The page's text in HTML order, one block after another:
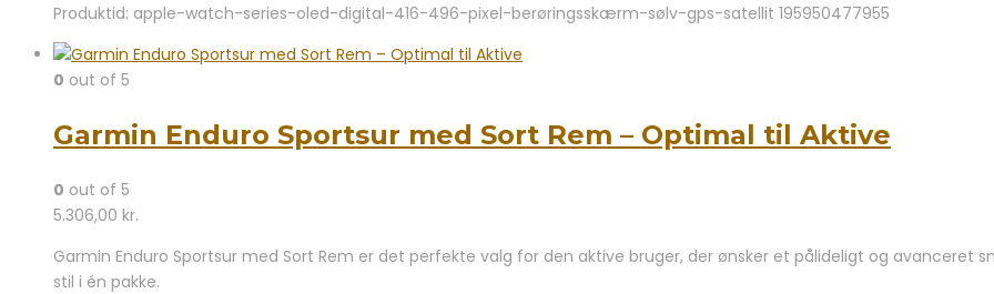
Produktid: apple-watch-series-oled-digital-416-496-pixel-berøringsskærm-sølv-gps-satellit 195950477955
0 out of 5
Garmin Enduro Sportsur med Sort Rem – Optimal til Aktive
0 out of 5
5.306,00 kr.
Garmin Enduro Sportsur med Sort Rem er det perfekte valg for den aktive bruger, der ønsker et pålideligt og
stil i én pakke.